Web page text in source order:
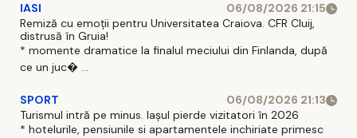
IASI
06/08/2026 21:15
Remiză cu emoții pentru Universitatea Craiova. CFR Cluij,
distrusă în Gruia!
* momente dramatice la finalul meciului din Finlanda, după
ce un juc� ...
SPORT
06/08/2026 21:13
Turismul intră pe minus. Iașul pierde vizitatori în 2026
* hotelurile, pensiunile si apartamentele inchiriate primesc